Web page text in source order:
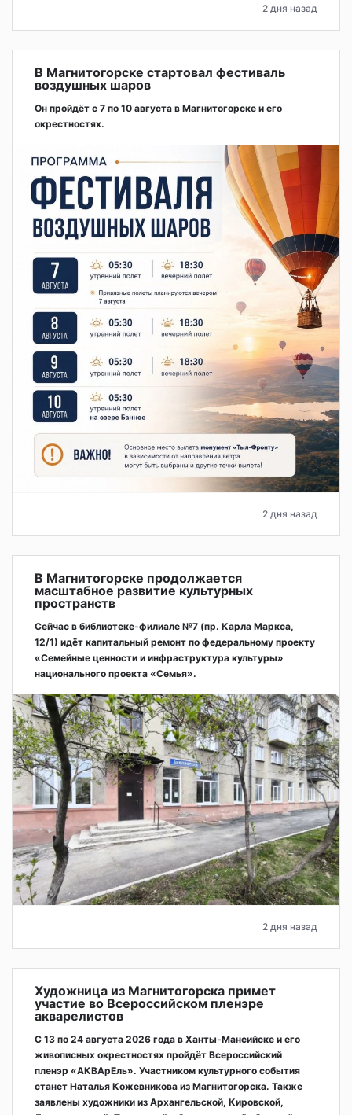
2 дня назад
В Магнитогорске стартовал фестиваль
воздушных шаров
Он пройдёт с 7 по 10 августа в Магнитогорске и его
окрестностях.
2 дня назад
В Магнитогорске продолжается
масштабное развитие культурных
пространств
Сейчас в библиотеке-филиале №7 (пр. Карла Маркса,
12/1) идёт капитальный ремонт по федеральному проекту
«Семейные ценности и инфраструктура культуры»
национального проекта «Семья».
2 дня назад
Художница из Магнитогорска примет
участие во Всероссийском пленэре
акварелистов
С 13 по 24 августа 2026 года в Ханты-Мансийске и его
живописных окрестностях пройдёт Всероссийский
пленэр «АКВАрЕль». Участником культурного события
станет Наталья Кожевникова из Магнитогорска. Также
заявлены художники из Архангельской, Кировской,